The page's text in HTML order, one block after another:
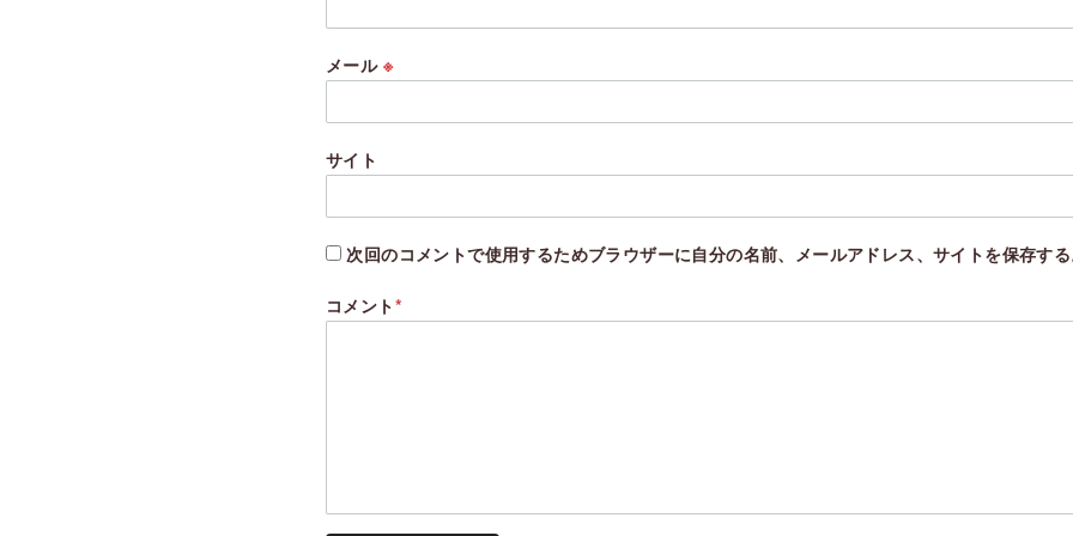
メール ※
サイト
次回のコメントで使用するためブラウザーに自分の名前、メールアドレス、サイトを保存す
コメント*